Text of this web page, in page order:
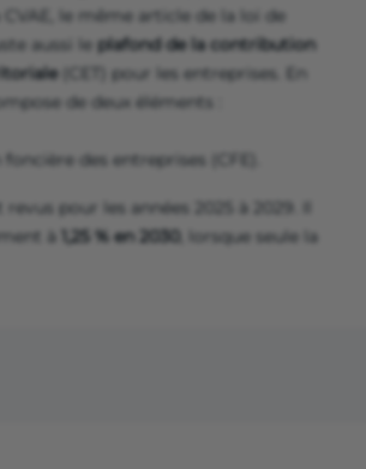
le même article de la loi de
aussi le plafond de la contribution
(CET) pour les entreprises. En
de deux éléments :
des entreprises (CFE).
revus pour les années 2025 à 2029. Il
à
1,25 % en 2030
, lorsque seule la